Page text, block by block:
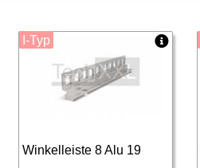
Winkelleiste 8 Alu 19
I-Typ